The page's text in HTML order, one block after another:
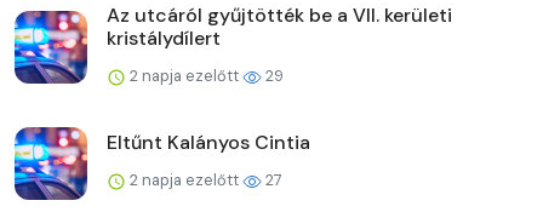
Az utcáról gyűjtötték be a VII. kerületi
kristálydílert
2 napja ezelőtt 29
Eltűnt Kalányos Cintia
2 napja ezelőtt 27